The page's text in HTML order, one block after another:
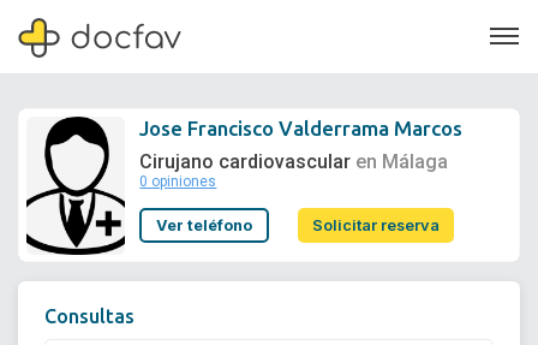
Soporte
Jose Francisco Valderrama Marcos
Cirujano cardiovascular en Málaga
0 opiniones
Ver teléfono Solicitar reserva
Consultas